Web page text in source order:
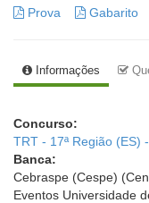
Prova Gabarito
Informações
Concurso:
TRT - 17ª Região (ES)
Banca:
Cebraspe (Cespe)
Eventos Universidade